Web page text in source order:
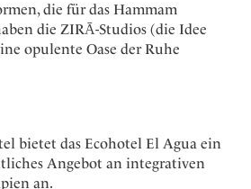
die für das Hammam
die ZIRĀ-Studios (die Idee
opulente Oase der Ruhe
bietet das Ecohotel El Agua ein
Angebot an integrativen
an.